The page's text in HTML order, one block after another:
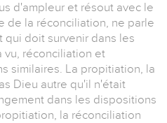
d'ampleur et résout avec le
de la réconciliation, ne parle
qui doit survenir dans les
vu, réconciliation et
similaires. La propitiation, la
Dieu autre qu'il n'était
dans les dispositions
la réconciliation